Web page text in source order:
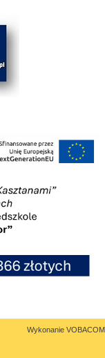
Wykonanie VOBACOM